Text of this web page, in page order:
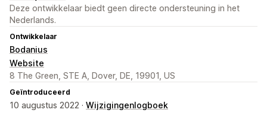
Deze ontwikkelaar biedt geen directe ondersteuning in het
Nederlands.
Ontwikkelaar
Bodanius
Website
8 The Green, STE A, Dover, DE, 19901, US
Geïntroduceerd
10 augustus 2022 · Wijzigingenlogboek